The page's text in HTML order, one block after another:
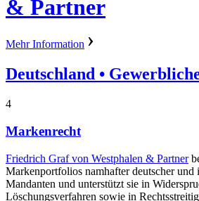
& Partner
Mehr Information
Deutschland •
4
Markenrecht
Friedrich Graf von Westphalen & Partner
Markenportfolios namhafter deutscher und
Mandanten und unterstützt sie in
Löschungsverfahren sowie in